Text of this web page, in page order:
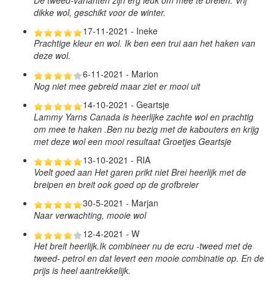
dikke wol, geschikt voor de winter.
17-11-2021 - Ineke
Prachtige kleur en wol. Ik ben een trui aan het haken van
deze wol.
6-11-2021 - Marion
Nog niet mee gebreid maar ziet er mooi uit
14-10-2021 - Geartsje
Lammy Yarns Canada is heerlijke zachte wol en prachtig
om mee te haken .Ben nu bezig met de kabouters en krijg
met deze wol een mooi resultaat Groetjes Geartsje
13-10-2021 - RIA
Voelt goed aan Het garen prikt niet Brei heerlijk met de
breipen en breit ook goed op de grofbreier
30-5-2021 - Marjan
Naar verwachting, mooie wol
12-4-2021 - W
Het breit heerlijk.Ik combineer nu de ecru -tweed met de
tweed- petrol en dat levert een mooie combinatie op. En de
prijs is heel aantrekkelijk.